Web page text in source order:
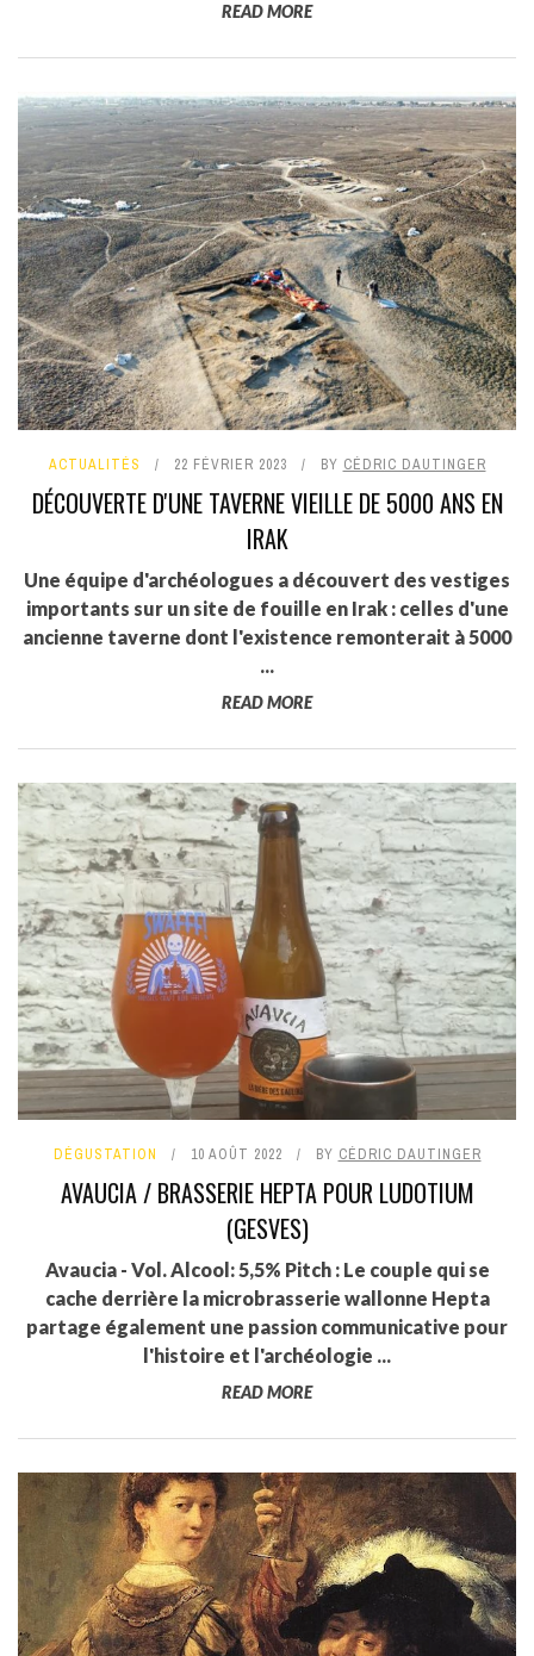
READ MORE
ACTUALITÉS 22 FÉVRIER 2023 BY CÉDRIC DAUTINGER
DÉCOUVERTE D'UNE TAVERNE VIEILLE DE 5000 ANS EN
IRAK
Une équipe d'archéologues a découvert des vestiges
importants sur un site de fouille en Irak : celles d'une
ancienne taverne dont l'existence remonterait à 5000
...
READ MORE
DÉGUSTATION 10 AOÛT 2022 BY CÉDRIC DAUTINGER
AVAUCIA / BRASSERIE HEPTA POUR LUDOTIUM
(GESVES)
Avaucia - Vol. Alcool: 5,5% Pitch : Le couple qui se
cache derrière la microbrasserie wallonne Hepta
partage également une passion communicative pour
l'histoire et l'archéologie ...
READ MORE